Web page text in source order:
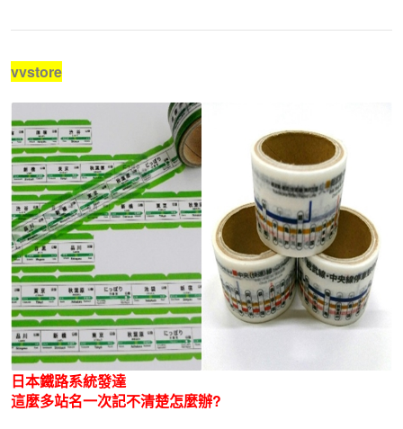
vvstore
日本鐵路系統發達
這麼多站名一次記不清楚怎麼辦?